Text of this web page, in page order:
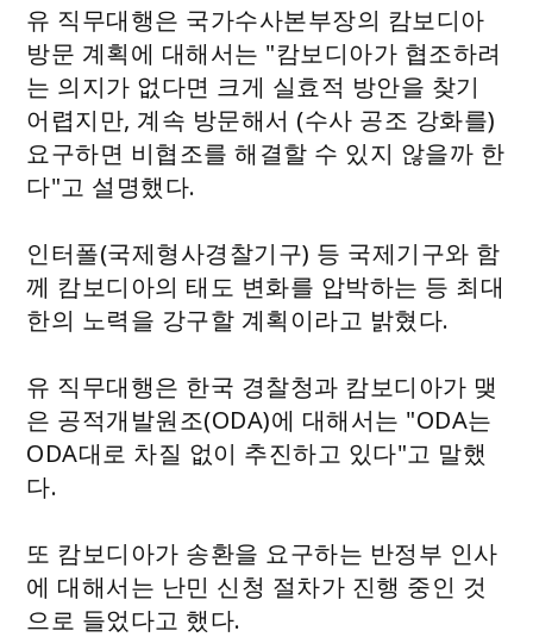
유 직무대행은 국가수사본부장의 캄보디아
방문 계획에 대해서는 "캄보디아가 협조하려
는 의지가 없다면 크게 실효적 방안을 찾기
어렵지만, 계속 방문해서 (수사 공조 강화를)
요구하면 비협조를 해결할 수 있지 않을까 한
다"고 설명했다.
인터폴(국제형사경찰기구) 등 국제기구와 함
께 캄보디아의 태도 변화를 압박하는 등 최대
한의 노력을 강구할 계획이라고 밝혔다.
유 직무대행은 한국 경찰청과 캄보디아가 맺
은 공적개발원조(ODA)에 대해서는 "ODA는
ODA대로 차질 없이 추진하고 있다"고 말했
다.
또 캄보디아가 송환을 요구하는 반정부 인사
에 대해서는 난민 신청 절차가 진행 중인 것
으로 들었다고 했다.